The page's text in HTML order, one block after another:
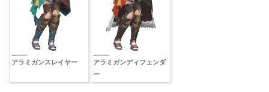
アラミガンスレイヤー
アラミガンディフェンダ
ー